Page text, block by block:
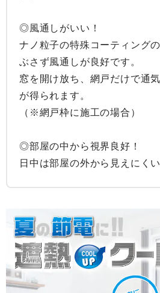
◎風通しがいい！
ナノ粒子の特殊コーティング
ぶさず風通しが良好です。
窓を開け放ち、網戸だけで通
が得られます。
（※網戸枠に施工の場合）
◎部屋の中から視界良好！
日中は部屋の外から見えにく